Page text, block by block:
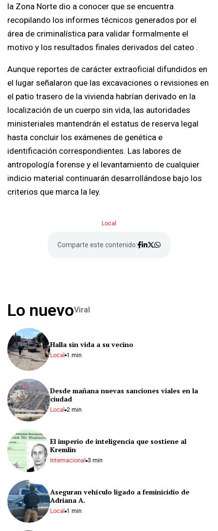
la Zona Norte dio a conocer que se encuentra
recopilando los informes técnicos generados por el
área de criminalística para validar formalmente el
motivo y los resultados finales derivados del cateo .
Aunque reportes de carácter extraoficial difundidos en
el lugar señalaron que las excavaciones o revisiones en
el patio trasero de la vivienda habrían derivado en la
localización de un cuerpo sin vida, las autoridades
ministeriales mantendrán el estatus de reserva legal
hasta concluir los exámenes de genética e
identificación correspondientes. Las labores de
antropología forense y el levantamiento de cualquier
indicio material continuarán desarrollándose bajo los
criterios que marca la ley.
Comparte este contenido:
Local
Lo nuevoViral
Halla sin vida a su vecino
Local 1 min
Desde mañana nuevas sanciones viales en la
ciudad
Local 2 min
El imperio de inteligencia que sostiene al
Kremlin
Internacional 3 min
Aseguran vehículo ligado a feminicidio de
Adriana A.
Local 1 min